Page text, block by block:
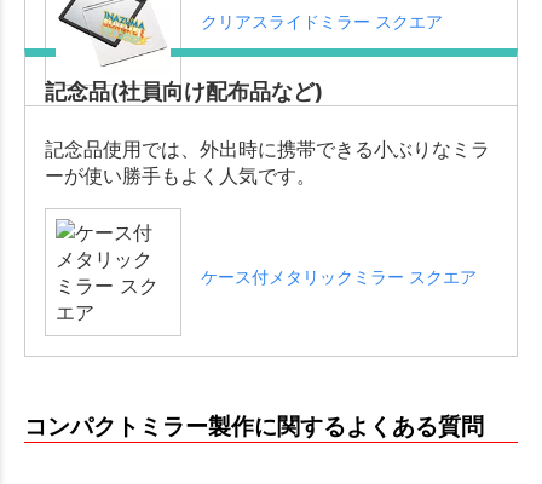
クリアスライドミラー スクエア
記念品(社員向け配布品など)
記念品使用では、外出時に携帯できる小ぶりなミラ
ーが使い勝手もよく人気です。
ケース付メタリックミラー スクエア
コンパクトミラー製作に関するよくある質問